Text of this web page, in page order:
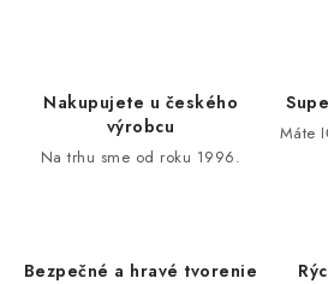
Nakupujete u českého
výrobcu
Na trhu sme od roku 1996.
Máte
Bezpečné a hravé tvorenie